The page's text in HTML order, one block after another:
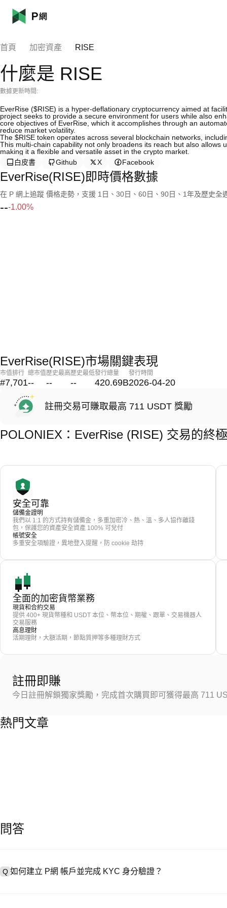
首頁 加密資產 RISE
什麼是 RISE
數據更新時間:
EverRise ($RISE) is a hyper-deflationary cryptocurrency aimed at
project seeks to provide a secure environment for users while also
core objectives of EverRise, which it accomplishes through an
reduce market volatility.
The $RISE token operates across several blockchain networks,
This multi-chain capability not only broadens its reach but also
making it a flexible and versatile asset in the crypto market.
白皮書
Github X Facebook
EverRise(RISE)即時價格數據
在 P 網上追蹤 價格走勢，支援 1日、30日、60日、90日、1年及歷史全
---1.00%
EverRise(RISE)市場關鍵表現
市值排行
#7,701
總市值
--
歷史最高
--
歷史最低
--
發行總量
420.69B
發行時間
2026-04-20
註冊交易可賺取最高 711 USDT 獎勵
POLONIEX：EverRise (RISE) 交易的終
安全可靠
儲備金證明
我們以 1:1 的方式持有儲備金，多重加密冷、熱、溫、多人協作離錢
包，保護您的資產安全資產 100% 可兌付
帳號安全
多重安全項驗證，異地登入提醒，防 cookie 劫持
全面的加密貨幣業務
現貨和合約交易
提供 400+ 現貨幣種和 USDT 本位、幣本位、期權、跟單、交易機器人
交易服務
高息理財
活期理財，大額活期，節點質押等多種理財方式
註冊即賺
今日註冊解鎖獨家獎勵，完成首次購買即可獲得最高 711
熱門文章
問答
Q 如何建立 P網 帳戶並完成 KYC 身分驗證？